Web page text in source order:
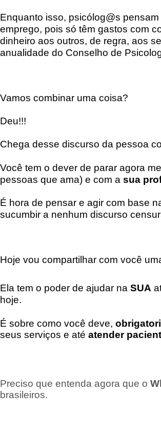
Enquanto isso, psicólog@s
emprego, pois só têm gastos com
dinheiro aos outros, de regra, aos
anualidade do Conselho de
Vamos combinar uma coisa?
Deu!!!
Chega desse discurso da pessoa
Você tem o dever de parar agora
pessoas que ama) e com a sua
É hora de pensar e agir com base
sucumbir a nenhum discurso
Hoje vou compartilhar com você
Ela tem o poder de ajudar na SUA
hoje.
É sobre como você deve,
seus serviços e até atender
Preciso que entenda agora que o
brasileiros.